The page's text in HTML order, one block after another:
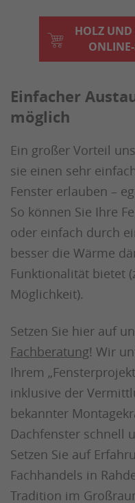
HOLZ UND
Einfacher
möglich
Ein großer Vorteil
sie einen sehr
Fenster erlauben –
So können Sie Ihre
oder einfach durch
besser die Wärme
Funktionalität bietet
Möglichkeit).
Setzen Sie hier auf
Fachberatung! Wir
Ihrem
inklusive der
bekannter
Dachfenster schnell
Setzen Sie auf
Fachhandels in
Tradition im